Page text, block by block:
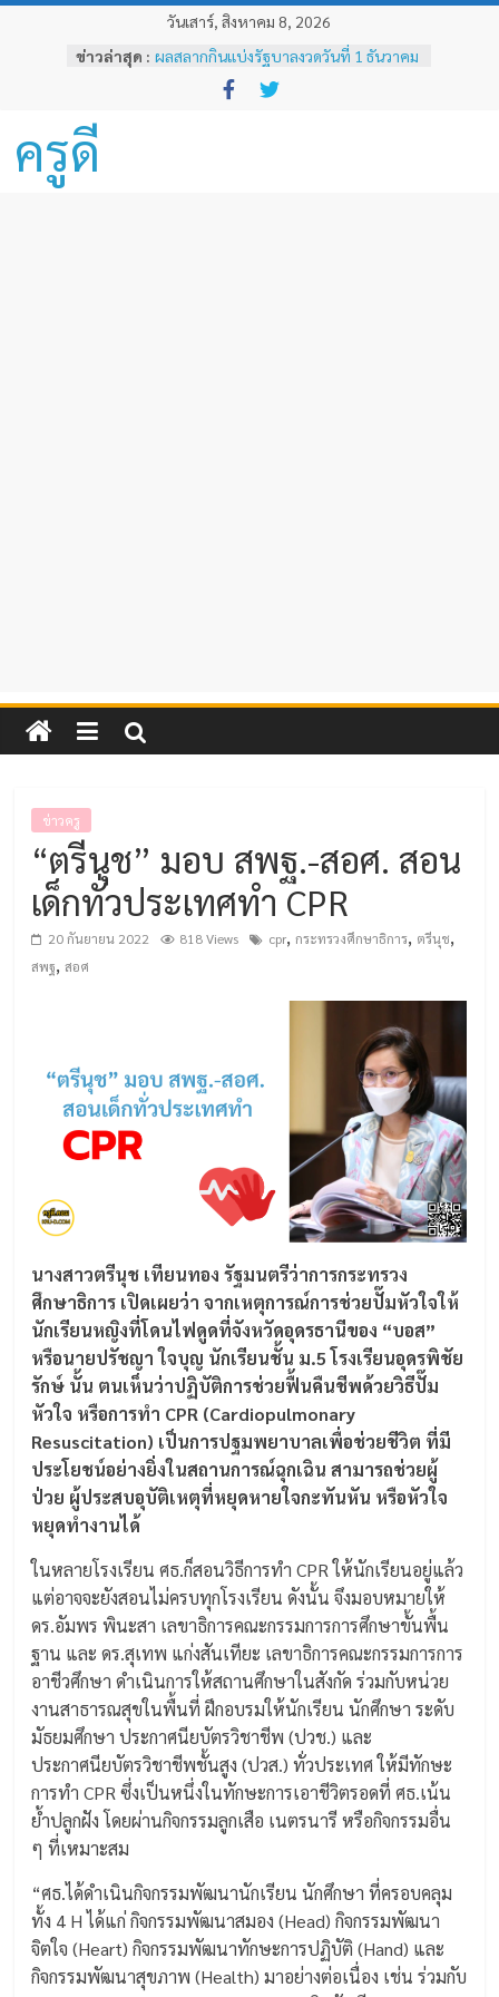
Skip
วันเสาร์, สิงหาคม 8, 2026
ข่าวล่าสุด : ผลสลากกินแบ่งรัฐบาลงวดวันที่ 1 ธันวาคม
ผลสลากกินแบ่งรัฐบาลงวดวันที่ 16
ครูดี
ข่าวครู
“ตรีนุช” มอบ สพฐ.-สอศ. สอน
เด็กทั่วประเทศทำ CPR
20 กันยายน 2022 818 Views cpr,กระทรวงศึกษาธิการ, ตรีนุช,
สพฐ,สอศ
นางสาวตรีนุช เทียนทอง รัฐมนตรีว่าการกระทรวง
ศึกษาธิการ เปิดเผยว่า จากเหตุการณ์การช่วยปั๊มหัวใจให้
นักเรียนหญิงที่โดนไฟดูดที่จังหวัดอุดรธานีของ “บอส”
หรือนายปรัชญา ใจบุญ นักเรียนชั้น ม.5 โรงเรียนอุดรพิชัย
รักษ์ นั้น ตนเห็นว่าปฏิบัติการช่วยฟื้นคืนชีพด้วยวิธีปั๊ม
หัวใจ หรือการทำ CPR (Cardiopulmonary
Resuscitation) เป็นการปฐมพยาบาลเพื่อช่วยชีวิต ที่มี
ประโยชน์อย่างยิ่งในสถานการณ์ฉุกเฉิน สามารถช่วยผู้
ป่วย ผู้ประสบอุบัติเหตุที่หยุดหายใจกะทันหัน หรือหัวใจ
หยุดทำงานได้
ในหลายโรงเรียน ศธ.ก็สอนวิธีการทำ CPR ให้นักเรียนอยู่แล้ว
แต่อาจจะยังสอนไม่ครบทุกโรงเรียน ดังนั้น จึงมอบหมายให้
ดร.อัมพร พินะสา เลขาธิการคณะกรรมการการศึกษาขั้นพื้น
ฐาน และ ดร.สุเทพ แก่งสันเทียะ เลขาธิการคณะกรรมการการ
อาชีวศึกษา ดำเนินการให้สถานศึกษาในสังกัด ร่วมกับหน่วย
งานสาธารณสุขในพื้นที่ ฝึกอบรมให้นักเรียน นักศึกษา ระดับ
มัธยมศึกษา ประกาศนียบัตรวิชาชีพ (ปวช.) และ
ประกาศนียบัตรวิชาชีพชั้นสูง (ปวส.) ทั่วประเทศ ให้มีทักษะ
การทำ CPR ซึ่งเป็นหนึ่งในทักษะการเอาชีวิตรอดที่ ศธ.เน้น
ย้ำปลูกฝัง โดยผ่านกิจกรรมลูกเสือ เนตรนารี หรือกิจกรรมอื่น
ๆ ที่เหมาะสม
“ศธ.ได้ดำเนินกิจกรรมพัฒนานักเรียน นักศึกษา ที่ครอบคลุม
ทั้ง 4 H ได้แก่ กิจกรรมพัฒนาสมอง (Head) กิจกรรมพัฒนา
จิตใจ (Heart) กิจกรรมพัฒนาทักษะการปฏิบัติ (Hand) และ
กิจกรรมพัฒนาสุขภาพ (Health) มาอย่างต่อเนื่อง เช่น ร่วมกับ